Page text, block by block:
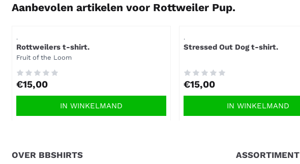
Aanbevolen artikelen voor Rottweiler Pup.
.
Rottweilers t-shirt.
Merk:
Fruit of the Loom
Prijs: 15,00
€15,00
IN WINKELMAND
.
Stressed Out Dog t-shirt.
Prijs: 15,00
€15,00
IN WINKELMAND
OVER BBSHIRTS ASSORTIMENT